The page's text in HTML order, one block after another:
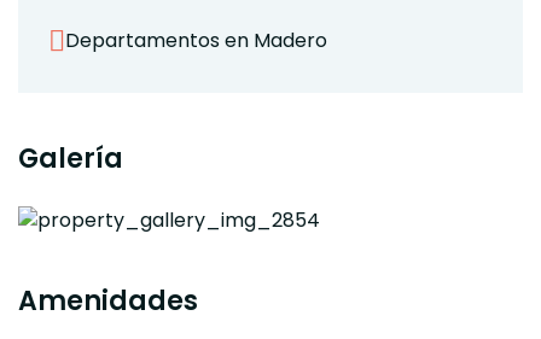
Departamentos en Madero
Galería
Amenidades